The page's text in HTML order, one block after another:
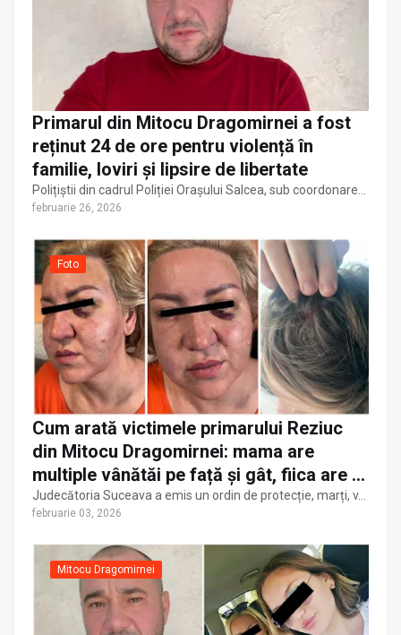
Primarul din Mitocu Dragomirnei a fost
reținut 24 de ore pentru violență în
familie, loviri și lipsire de libertate
Polițiștii din cadrul Poliției Orașului Salcea, sub coordonare…
februarie 26, 2026
Foto
Cum arată victimele primarului Reziuc
din Mitocu Dragomirnei: mama are
multiple vânătăi pe față și gât, fiica are o
plagă la cap
Judecătoria Suceava a emis un ordin de protecție, marți, v…
februarie 03, 2026
Mitocu Dragomirnei